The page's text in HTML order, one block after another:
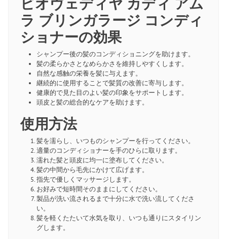
ラ ブリンガラージ コンディ
ショナーの効果
シャンプー後の髪のコンディショニングを助けます。
髪の柔らかさとなめらかさを維持しやすくします。
自然な感触の栄養を髪に与えます。
継続的に使用することで髪質の改善に寄与します。
健康的で見た目のよい髪の印象をサポートします。
頭皮と髪の総合的なケアを助けます。
使用方法
髪を濡らし、いつものシャンプーを行ってください。
適量のコンディショナーを手のひらに取ります。
濡れた髪と頭皮に均一に塗布してください。
髪の中間から毛先にかけて広げます。
指先で優しくマッサージします。
お好みで短時間そのままにしてください。
製品が洗い流されるまで十分に水で洗い流してくださ
い。
髪を軽くたたいて水気を取り、いつも通りにスタイリン
グします。